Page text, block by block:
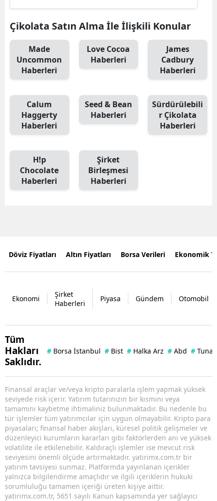
Çikolata Satın Alma İle İlişkili Konular
Made
Uncommon
Haberleri
Love Cocoa
Haberleri
James
Cadbury
Haberleri
Calum
Haggerty
Haberleri
Seed & Bean
Haberleri
Sürdürülebili
r Çikolata
Haberleri
H!p
Chocolate
Haberleri
Şirket
Birleşmesi
Haberleri
Döviz Fiyatları Altın Fiyatları Borsa Verileri Ekonomik
Ekonomi
Şirket
Haberleri
Piyasa Gündem Otomobil
Tüm
Hakları
Saklıdır.
# Borsa İstanbul # Bist # Halka Arz # Abd # Tuna
Finansal araçlar ve/veya kripto paralarla işlem yapmak yüksek
seviyede risk içerir. Yatırım tutarınızın bir kısmını veya
tamamını kaybetme ihtimaliniz bulunmaktadır. Bu nedenle bu
tür işlemler tüm yatırımcılar için uygun olmayabilir. Kripto para
piyasaları; finansal haber akışları, küresel politik gelişmeler ve
düzenleyici kurumların kararları gibi faktörlerden ani ve yüksek
volatilite ile etkilenebilir. Kaldıraçlı işlemler ise mevcut risk
seviyesini önemli ölçüde artırmaktadır. yatirimx.com.tr bir
yatırım tavsiyesi sunmaz. Platformda yayınlanan içerikler
yalnızca bilgilendirme amaçlıdır ve ilgili içeriklerin hukuki
sorumluluğu tamamen içeriği üreten kişiye aittir.
yatirimx.com.tr, 5651 sayılı Kanun kapsamında yer sağlayıcı